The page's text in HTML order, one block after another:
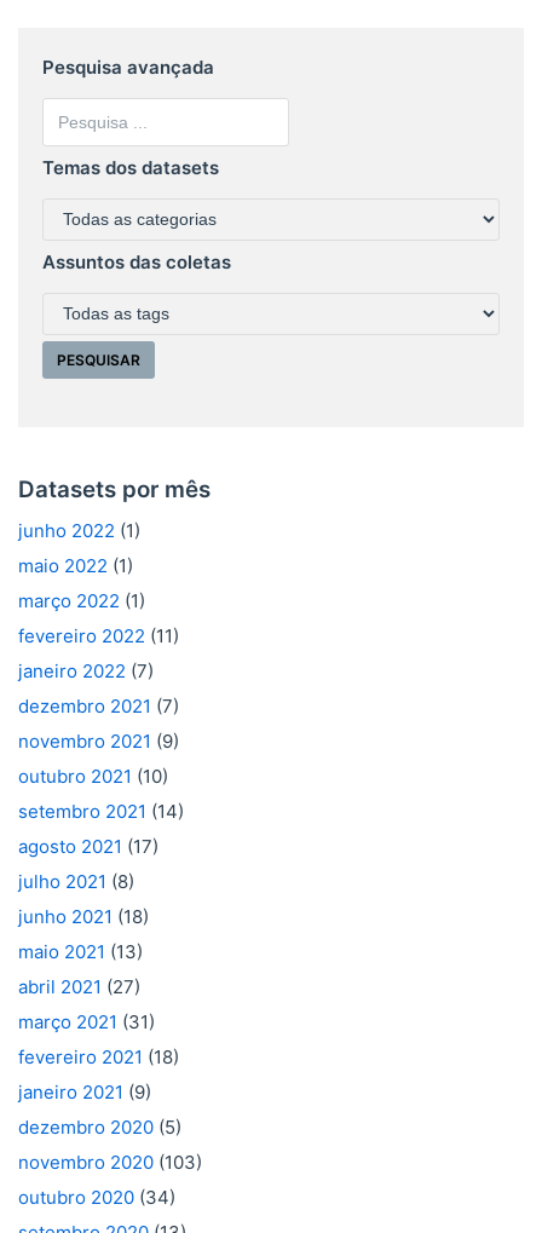
Pesquisa avançada
Temas dos datasets
Assuntos das coletas
Datasets por mês
junho 2022 (1)
maio 2022 (1)
março 2022 (1)
fevereiro 2022 (11)
janeiro 2022 (7)
dezembro 2021 (7)
novembro 2021 (9)
outubro 2021 (10)
setembro 2021 (14)
agosto 2021 (17)
julho 2021 (8)
junho 2021 (18)
maio 2021 (13)
abril 2021 (27)
março 2021 (31)
fevereiro 2021 (18)
janeiro 2021 (9)
dezembro 2020 (5)
novembro 2020 (103)
outubro 2020 (34)